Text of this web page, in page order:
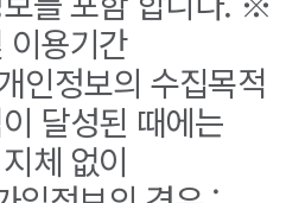
이용기간
인정보의 수집목적
달성된 때에는
체 없이